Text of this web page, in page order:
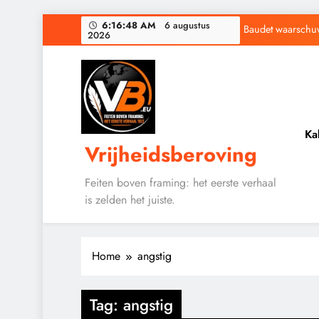
6:16:48 AM 6 augustus
2026
Baudet
Baudet
Waarom
Vrijheidsberoving
Feiten boven framing: het eerste verhaal
is zelden het juiste.
Home angstig
Tag: angstig